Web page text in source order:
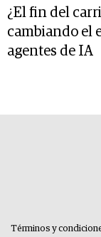
¿El fin del
cambiando el
agentes de IA
Términos y